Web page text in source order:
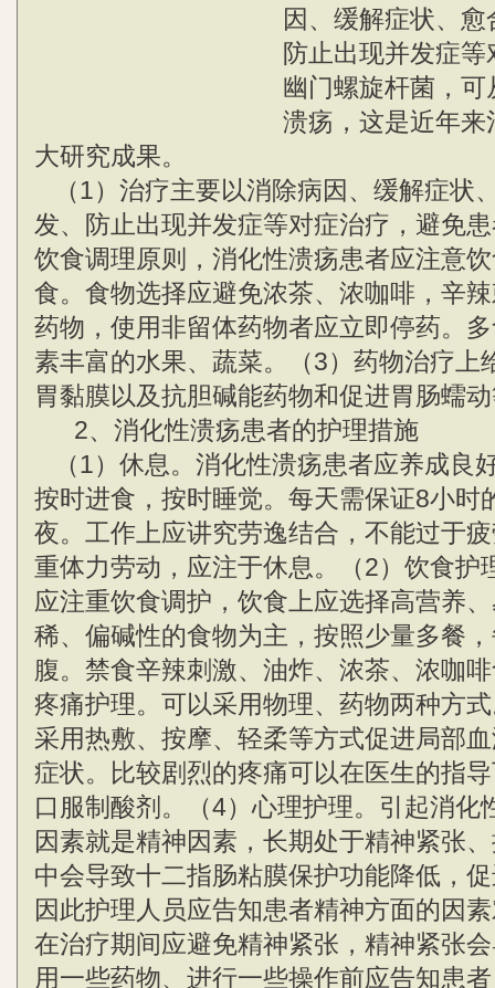
因、缓解症状、
防止出现并发症
幽门螺旋杆菌，
溃疡，这是近年
大研究成果。
（1）治疗主要以消除病因、缓解症状
发、防止出现并发症等对症治疗，避免
饮食调理原则，消化性溃疡患者应注意
食。食物选择应避免浓茶、浓咖啡，辛
药物，使用非留体药物者应立即停药。
素丰富的水果、蔬菜。（3）药物治疗上
胃黏膜以及抗胆碱能药物和促进胃肠蠕
2、消化性溃疡患者的护理措施
（1）休息。消化性溃疡患者应养成良
按时进食，按时睡觉。每天需保证8小时
夜。工作上应讲究劳逸结合，不能过于
重体力劳动，应注于休息。（2）饮食护
应注重饮食调护，饮食上应选择高营养
稀、偏碱性的食物为主，按照少量多餐
腹。禁食辛辣刺激、油炸、浓茶、浓咖
疼痛护理。可以采用物理、药物两种方
采用热敷、按摩、轻柔等方式促进局部
症状。比较剧烈的疼痛可以在医生的指
口服制酸剂。（4）心理护理。引起消化
因素就是精神因素，长期处于精神紧张
中会导致十二指肠粘膜保护功能降低，
因此护理人员应告知患者精神方面的因
在治疗期间应避免精神紧张，精神紧张
用一些药物、进行一些操作前应告知患